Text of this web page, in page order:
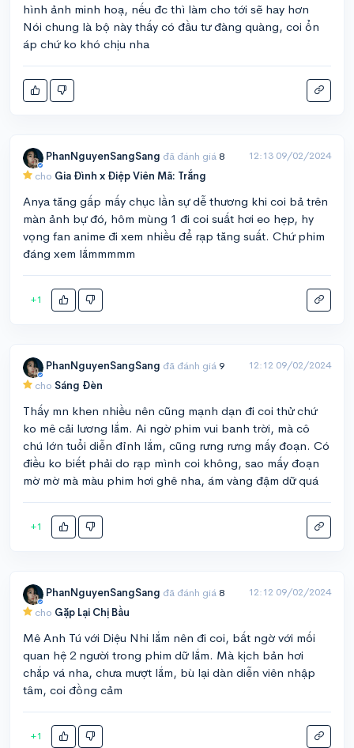
hình ảnh minh hoạ, nếu đc thì làm cho tới sẽ hay hơn
Nói chung là bộ này thấy có đầu tư đàng quàng, coi ổn
áp chứ ko khó chịu nha
PhanNguyenSangSang đã đánh giá 8
cho Gia Đình x Điệp Viên Mã: Trắng
12:13 09/02/2024
Anya tăng gấp mấy chục lần sự dễ thương khi coi bả trên
màn ảnh bự đó, hôm mùng 1 đi coi suất hơi eo hẹp, hy
vọng fan anime đi xem nhiều để rạp tăng suất. Chứ phim
đáng xem lắmmmmm
+1
PhanNguyenSangSang đã đánh giá 9
cho Sáng Đèn
12:12 09/02/2024
Thấy mn khen nhiều nên cũng mạnh dạn đi coi thử chứ
ko mê cải lương lắm. Ai ngờ phim vui banh trời, mà cô
chú lớn tuổi diễn đỉnh lắm, cũng rưng rưng mấy đoạn. Có
điều ko biết phải do rạp mình coi không, sao mấy đoạn
mờ mờ mà màu phim hơi ghê nha, ám vàng đậm dữ quá
+1
PhanNguyenSangSang đã đánh giá 8
cho Gặp Lại Chị Bầu
12:12 09/02/2024
Mê Anh Tú với Diệu Nhi lắm nên đi coi, bất ngờ với mối
quan hệ 2 người trong phim dữ lắm. Mà kịch bản hơi
chắp vá nha, chưa mượt lắm, bù lại dàn diễn viên nhập
tâm, coi đồng cảm
+1